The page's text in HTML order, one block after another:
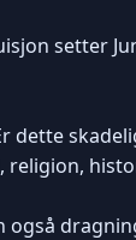
setter
dette
også